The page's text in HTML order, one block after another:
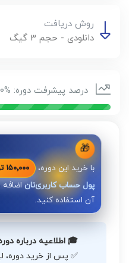
روش دریافت
دانلودی - حجم 3 گیگ
درصد پیشرفت دوره: %100
🎁
با خرید این دوره، ۱۵۰٬۰۰۰ تومان اعتبار هدیه
پول حساب کاربری‌تاناضافه
آن استفاده کنید.
🎓 اطلاعیه درباره
✅ پس از خرید دوره،